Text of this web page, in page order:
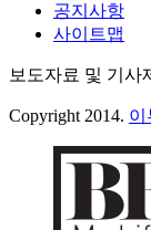
공지사항
사이트맵
보도자료 및 기사
Copyright 2014. 이